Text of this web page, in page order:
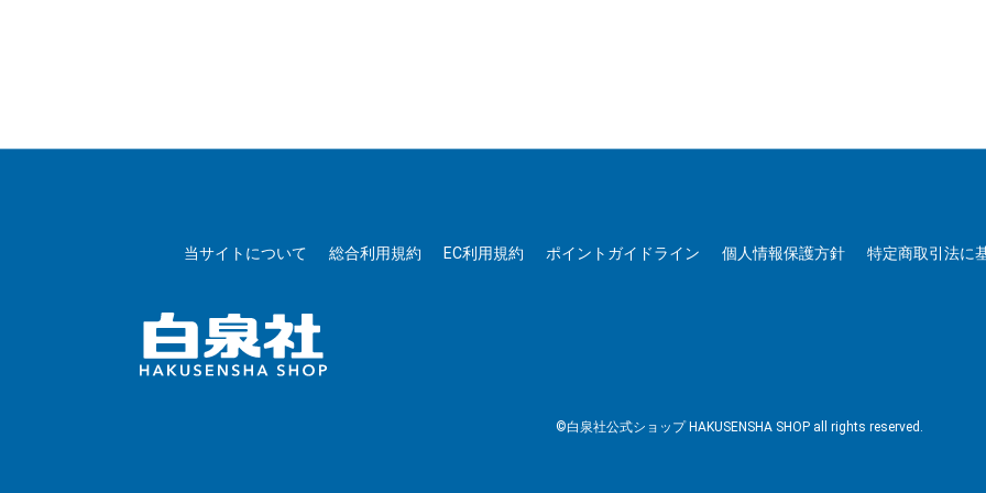
当サイトについて 総合利用規約 EC利用規約 ポイントガイドライン 個人情報保護方針 特定商取引法に
©白泉社公式ショップ HAKUSENSHA SHOP all rights reserved.